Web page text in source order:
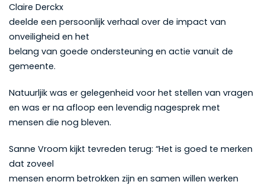
Claire Derckx
deelde een persoonlijk verhaal over de impact van
onveiligheid en het
belang van goede ondersteuning en actie vanuit de
gemeente.
Natuurljik was er gelegenheid voor het stellen van vragen
en was er na afloop een levendig nagesprek met
mensen die nog bleven.
Sanne Vroom kijkt tevreden terug: “Het is goed te merken
dat zoveel
mensen enorm betrokken zijn en samen willen werken